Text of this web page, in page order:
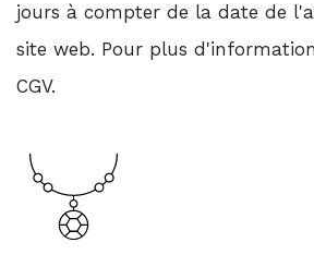
jours à compter de la date de
site web. Pour plus
CGV.